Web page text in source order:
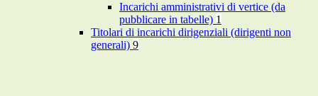
Incarichi amministrativi di vertice (da
pubblicare in tabelle) 1
Titolari di incarichi dirigenziali (dirigenti non
generali) 9